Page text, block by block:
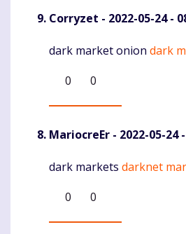
Corryzet - 2022-05-24 -
Komentaras
dark market onion dark
0
0
MariocreEr - 2022-05-24
Komentaras
dark markets darknet
0
0